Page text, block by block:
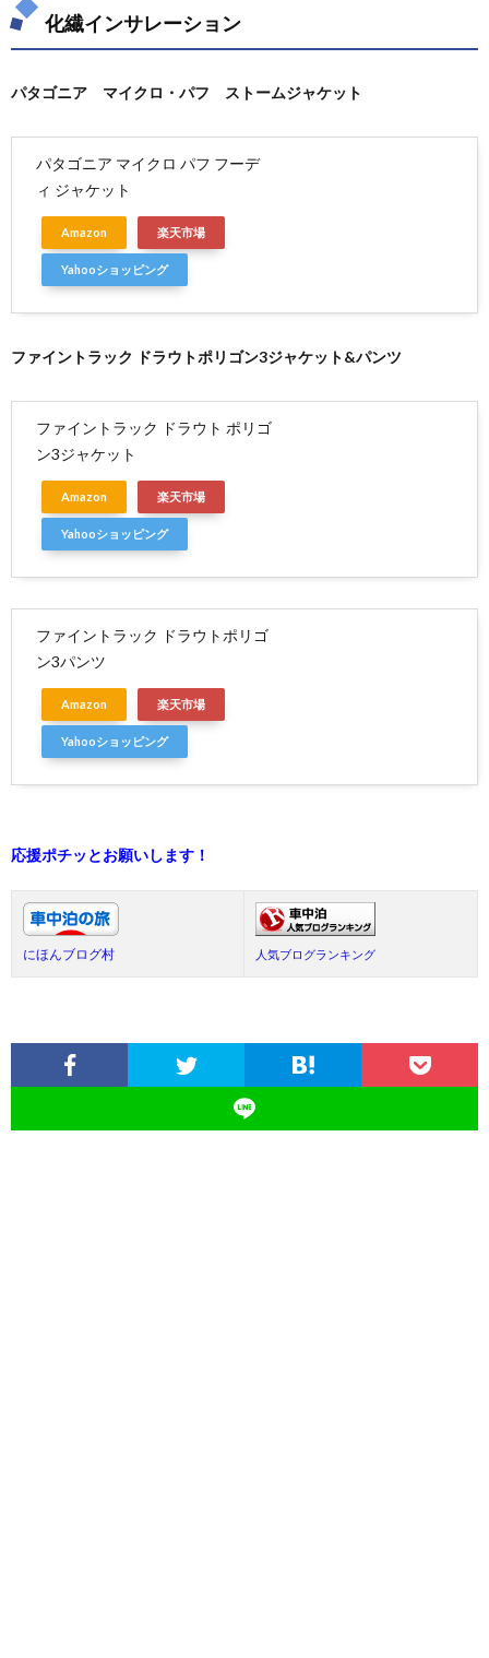
化繊インサレーション
パタゴニア マイクロ・パフ ストームジャケット
パタゴニア マイクロ パフ フーデ
ィ ジャケット
Amazon 楽天市場
Yahooショッピング
ファイントラック ドラウトポリゴン3ジャケット&パンツ
ファイントラック ドラウト ポリゴ
ン3ジャケット
Amazon 楽天市場
Yahooショッピング
ファイントラック ドラウトポリゴ
ン3パンツ
Amazon 楽天市場
Yahooショッピング
応援ポチッとお願いします！
にほんブログ村 人気ブログランキング